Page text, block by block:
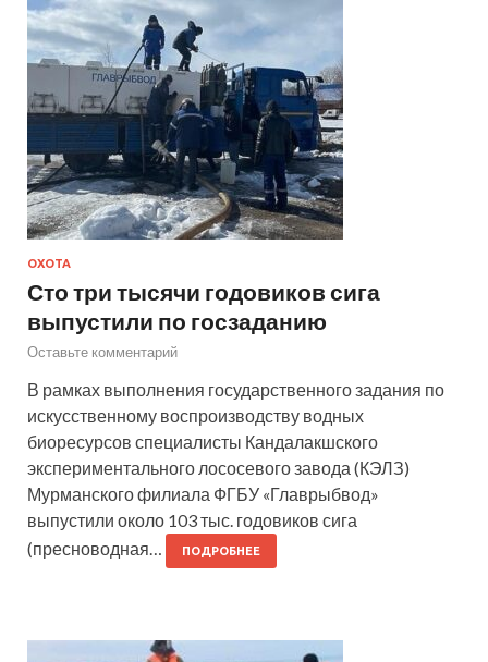
ОХОТА
Сто три тысячи годовиков сига
выпустили по госзаданию
Оставьте комментарий
В рамках выполнения государственного задания по
искусственному воспроизводству водных
биоресурсов специалисты Кандалакшского
экспериментального лососевого завода (КЭЛЗ)
Мурманского филиала ФГБУ «Главрыбвод»
выпустили около 103 тыс. годовиков сига
(пресноводная…
ПОДРОБНЕЕ